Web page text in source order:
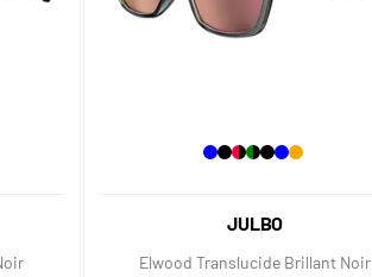
JULBO
Elwood Translucide Brillant Noir